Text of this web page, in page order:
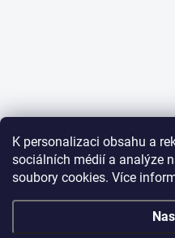
K personalizaci obsahu a
sociálních médií a analýze
soubory cookies. Více